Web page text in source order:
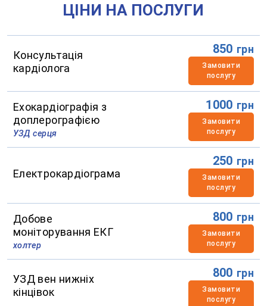
ЦІНИ НА ПОСЛУГИ
Консультація
кардіолога
850 грн
Замовити
послугу
Ехокардіографія з
доплерографією
УЗД серця
1000 грн
Замовити
послугу
Електрокардіограма
250 грн
Замовити
послугу
Добове
моніторування ЕКГ
холтер
800 грн
Замовити
послугу
УЗД вен нижніх
кінцівок
800 грн
Замовити
послугу